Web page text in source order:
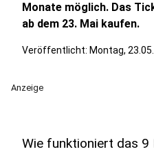
Monate möglich. Das
ab dem 23. Mai kaufen.
Veröffentlicht: Montag,
Anzeige
Wie funktioniert das 9